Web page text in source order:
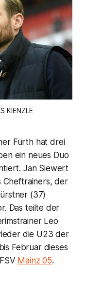
KIENZLE
Fürth hat drei
ein neues Duo
Jan Siewert
Cheftrainers, der
(37)
Das teilte der
Leo
die U23 der
Februar dieses
Mainz 05.